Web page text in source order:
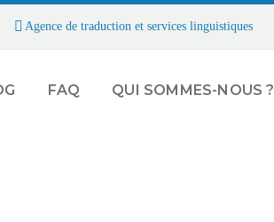
Agence de traduction et services linguistiques
FAQ QUI SOMMES-NOUS ?